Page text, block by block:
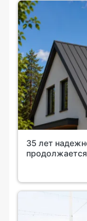
35 лет
продолжается